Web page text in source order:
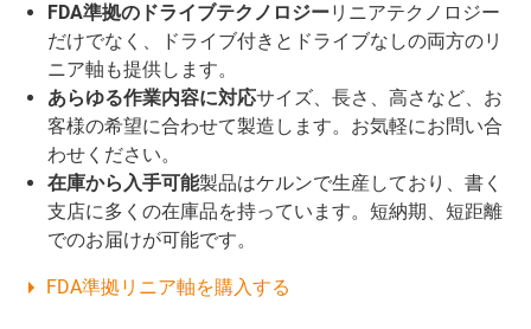
FDA準拠のドライブテクノロジーリニアテクノロジー
だけでなく、ドライブ付きとドライブなしの両方のリ
ニア軸も提供します。
あらゆる作業内容に対応サイズ、長さ、高さなど、お
客様の希望に合わせて製造します。お気軽にお問い合
わせください。
在庫から入手可能製品はケルンで生産しており、書く
支店に多くの在庫品を持っています。短納期、短距離
でのお届けが可能です。
FDA準拠リニア軸を購入する